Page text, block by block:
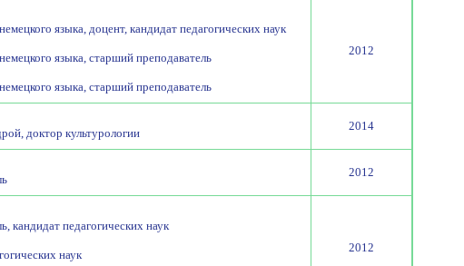
языка, доцент, кандидат педагогических наук
языка, старший преподаватель
языка, старший преподаватель
2012
доктор культурологии
2014
2012
кандидат педагогических наук
наук
2012